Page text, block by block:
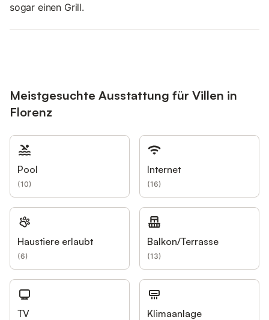
sogar einen Grill.
Meistgesuchte Ausstattung für Villen in
Florenz
Pool
(10)
Internet
(16)
Haustiere erlaubt
(6)
Balkon/Terrasse
(13)
TV Klimaanlage